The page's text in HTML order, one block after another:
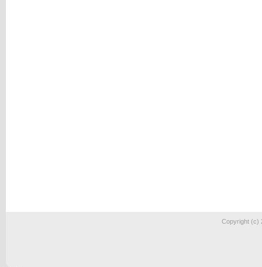
Copyright (c)